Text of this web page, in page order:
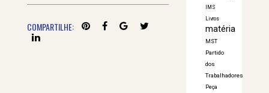
COMPARTILHE:
IMS
Livros
matéria
MST
Partido
dos
Trabalhadores
Peça